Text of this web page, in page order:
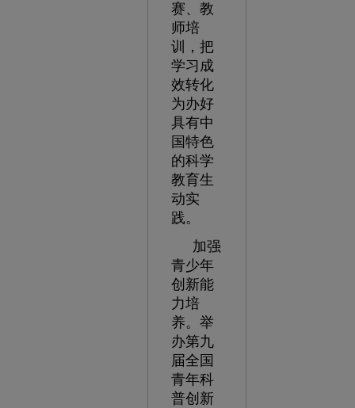
赛、教
师培
训，把
学习成
效转化
为办好
具有中
国特色
的科学
教育生
动实
践。
加强
青少年
创新能
力培
养。举
办第九
届全国
青年科
普创新